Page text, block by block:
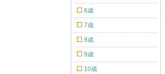
6歳
7歳
8歳
9歳
10歳